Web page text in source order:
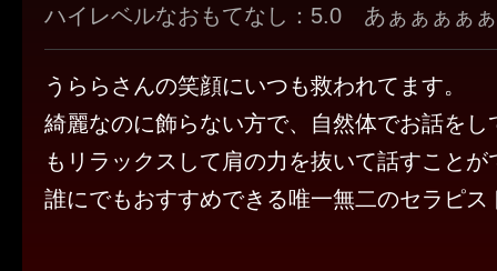
ハイレベルなおもてなし：5.0
あぁぁぁぁ
うららさんの笑顔にいつも救われてます。
綺麗なのに飾らない方で、自然体でお話をし
もリラックスして肩の力を抜いて話すことが
誰にでもおすすめできる唯一無二のセラピス